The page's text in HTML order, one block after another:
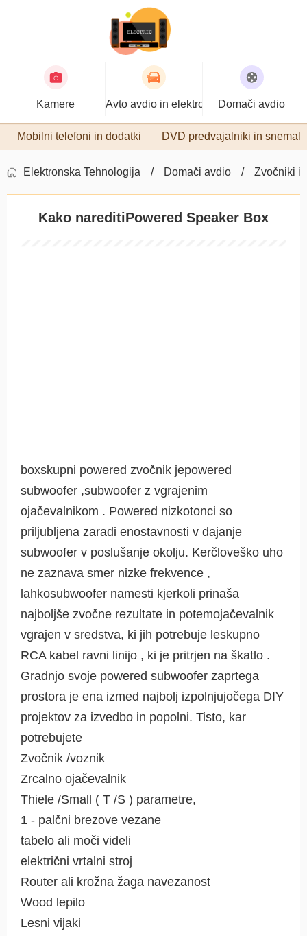
Kamere Avto avdio in elektronikaDomači avdio
Mobilni telefoni in dodatki DVD predvajalniki in
Elektronska Tehnologija Domači avdio Zvočniki
Kako nareditiPowered Speaker Box
boxskupni powered zvočnik jepowered
subwoofer ,subwoofer z vgrajenim
ojačevalnikom . Powered nizkotonci so
priljubljena zaradi enostavnosti v dajanje
subwoofer v poslušanje okolju. Kerčloveško uho
ne zaznava smer nizke frekvence ,
lahkosubwoofer namesti kjerkoli prinaša
najboljše zvočne rezultate in potemojačevalnik
vgrajen v sredstva, ki jih potrebuje leskupno
RCA kabel ravni linijo , ki je pritrjen na škatlo .
Gradnjo svoje powered subwoofer zaprtega
prostora je ena izmed najbolj izpolnjujočega DIY
projektov za izvedbo in popolni. Tisto, kar
potrebujete
Zvočnik /voznik
Zrcalno ojačevalnik
Thiele /Small ( T /S ) parametre,
1 - palčni brezove vezane
tabelo ali moči videli
električni vrtalni stroj
Router ali krožna žaga navezanost
Wood lepilo
Lesni vijaki